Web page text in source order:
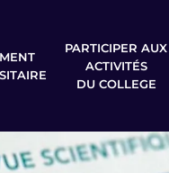
PARTICIPER AUX
ACTIVITÉS
DU COLLEGE